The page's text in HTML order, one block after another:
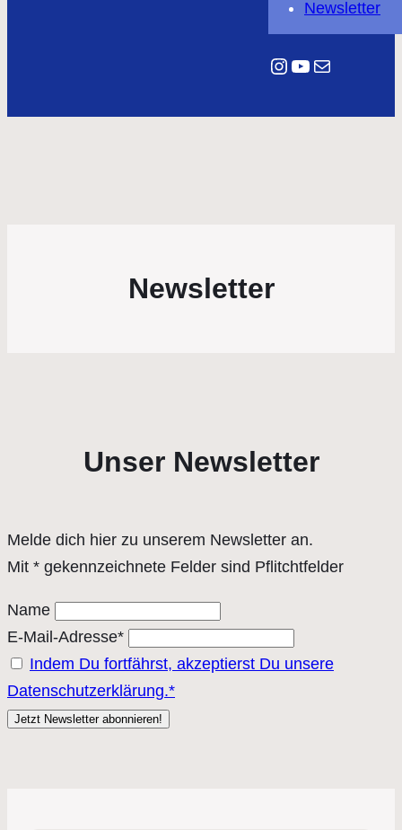
Newsletter
Instagram
YouTube
E-Mail
Newsletter
Unser Newsletter
Melde dich hier zu unserem Newsletter an.
Mit * gekennzeichnete Felder sind Pflitchtfelder
Name
E-Mail-Adresse*
Indem Du fortfährst, akzeptierst Du unsere
Datenschutzerklärung.*